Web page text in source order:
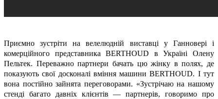
Приємно зустріти на велелюдній виставці у Ганновері і
комерційного представника BERTHOUD в Україні Олену
Пельтек. Переважно партнери бачать цю жінку в полях, де
показують свої досконалі вміння машини BERTHOUD. І тут
вона постійно зайнята переговорами. «Зустрічаю на нашому
стенді багато давніх клієнтів — партнерів, говоримо про